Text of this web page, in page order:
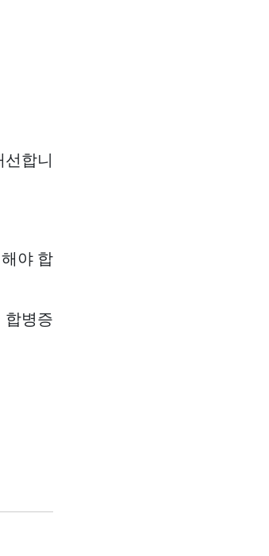
합니
야 합
병증